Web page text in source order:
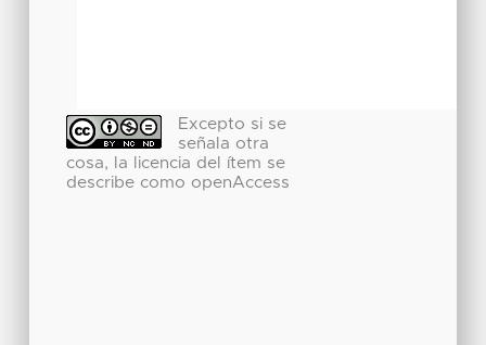
Excepto si se
señala otra
cosa, la licencia del ítem se
describe como openAccess